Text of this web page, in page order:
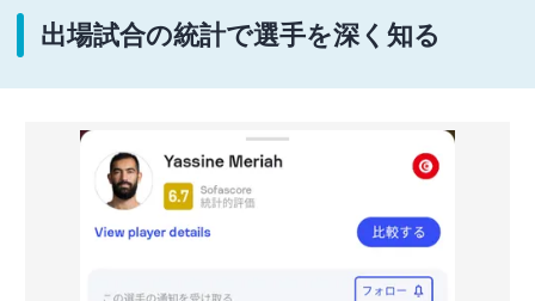
出場試合の統計で選手を深く知る